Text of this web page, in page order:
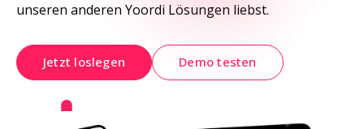
unseren anderen Yoordi Lösungen liebst.
Jetzt loslegen Demo testen